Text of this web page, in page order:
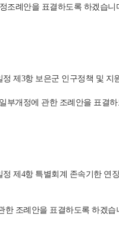
조례안을 표결하도록 하겠습니
제3항 보은군 인구정책 및
부개정에 관한 조례안을 표결
제4항 특별회계 존속기한 연
한 조례안을 표결하도록 하겠습